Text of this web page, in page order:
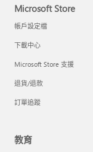
Microsoft Store
帳戶設定檔
下載中心
Microsoft Store 支援
退貨/退款
訂單追蹤
教育